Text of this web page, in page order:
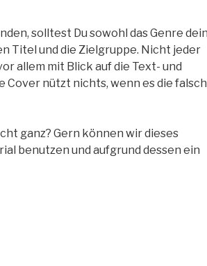
solltest Du sowohl das Genre
Titel und die Zielgruppe. Nicht jeder
allem mit Blick auf die Text- und
Cover nützt nichts, wenn es die
ganz? Gern können wir dieses
benutzen und aufgrund dessen ein